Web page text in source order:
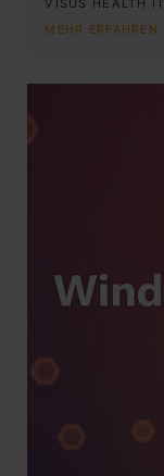
VISUS HEALTH IT
MEHR ERFAHREN